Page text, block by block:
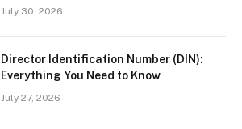
July 30, 2026
Director Identification Number (DIN):
Everything You Need to Know
July 27, 2026